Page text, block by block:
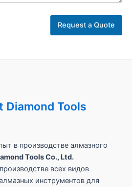
Request a Quote
Diamond Tools
в производстве алмазного
Tools Co., Ltd.
всех видов
инструментов для